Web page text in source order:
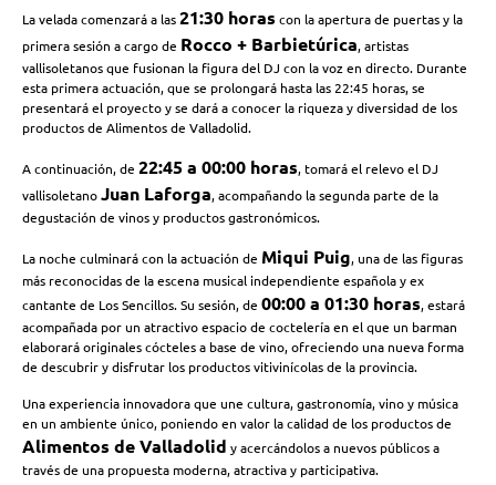
La velada comenzará a las21:30 horas con la apertura de puertas y la
primera sesión a cargo de Rocco + Barbietúrica, artistas
vallisoletanos que fusionan la figura del DJ con la voz en directo. Durante
esta primera actuación, que se prolongará hasta las 22:45 horas, se
presentará el proyecto y se dará a conocer la riqueza y diversidad de los
productos de Alimentos de Valladolid.
A continuación, de 22:45 a 00:00 horas, tomará el relevo el DJ
vallisoletanoJuan Laforga, acompañando la segunda parte de la
degustación de vinos y productos gastronómicos.
La noche culminará con la actuación de Miqui Puig, una de las figuras
más reconocidas de la escena musical independiente española y ex
cantante de Los Sencillos. Su sesión, de 00:00 a 01:30 horas, estará
acompañada por un atractivo espacio de coctelería en el que un barman
elaborará originales cócteles a base de vino, ofreciendo una nueva forma
de descubrir y disfrutar los productos vitivinícolas de la provincia.
Una experiencia innovadora que une cultura, gastronomía, vino y música
en un ambiente único, poniendo en valor la calidad de los productos de
Alimentos de Valladolid y acercándolos a nuevos públicos a
través de una propuesta moderna, atractiva y participativa.